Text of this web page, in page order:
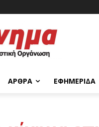
ΆΡΘΡΑ ΕΦΗΜΕΡΊΔΑ